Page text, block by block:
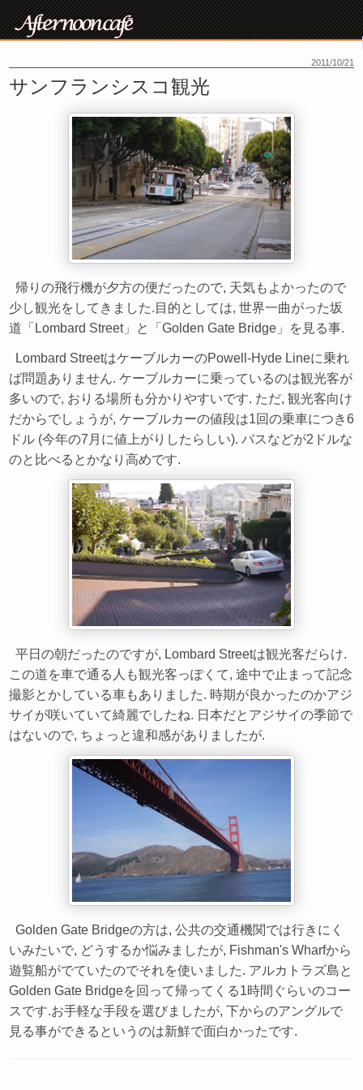
2011/10/21
サンフランシスコ観光
帰りの飛行機が夕方の便だったので, 天気もよかったので
少し観光をしてきました.目的としては, 世界一曲がった坂
道「Lombard Street」と「Golden Gate Bridge」を見る事.
Lombard StreetはケーブルカーのPowell-Hyde Lineに乗れ
ば問題ありません. ケーブルカーに乗っているのは観光客が
多いので, おりる場所も分かりやすいです. ただ, 観光客向け
だからでしょうが, ケーブルカーの値段は1回の乗車につき6
ドル (今年の7月に値上がりしたらしい). バスなどが2ドルな
のと比べるとかなり高めです.
平日の朝だったのですが, Lombard Streetは観光客だらけ.
この道を車で通る人も観光客っぽくて, 途中で止まって記念
撮影とかしている車もありました. 時期が良かったのかアジ
サイが咲いていて綺麗でしたね. 日本だとアジサイの季節で
はないので, ちょっと違和感がありましたが.
Golden Gate Bridgeの方は, 公共の交通機関では行きにく
いみたいで, どうするか悩みましたが, Fishman's Wharfから
遊覧船がでていたのでそれを使いました. アルカトラズ島と
Golden Gate Bridgeを回って帰ってくる1時間ぐらいのコー
スです.お手軽な手段を選びましたが, 下からのアングルで
見る事ができるというのは新鮮で面白かったです.